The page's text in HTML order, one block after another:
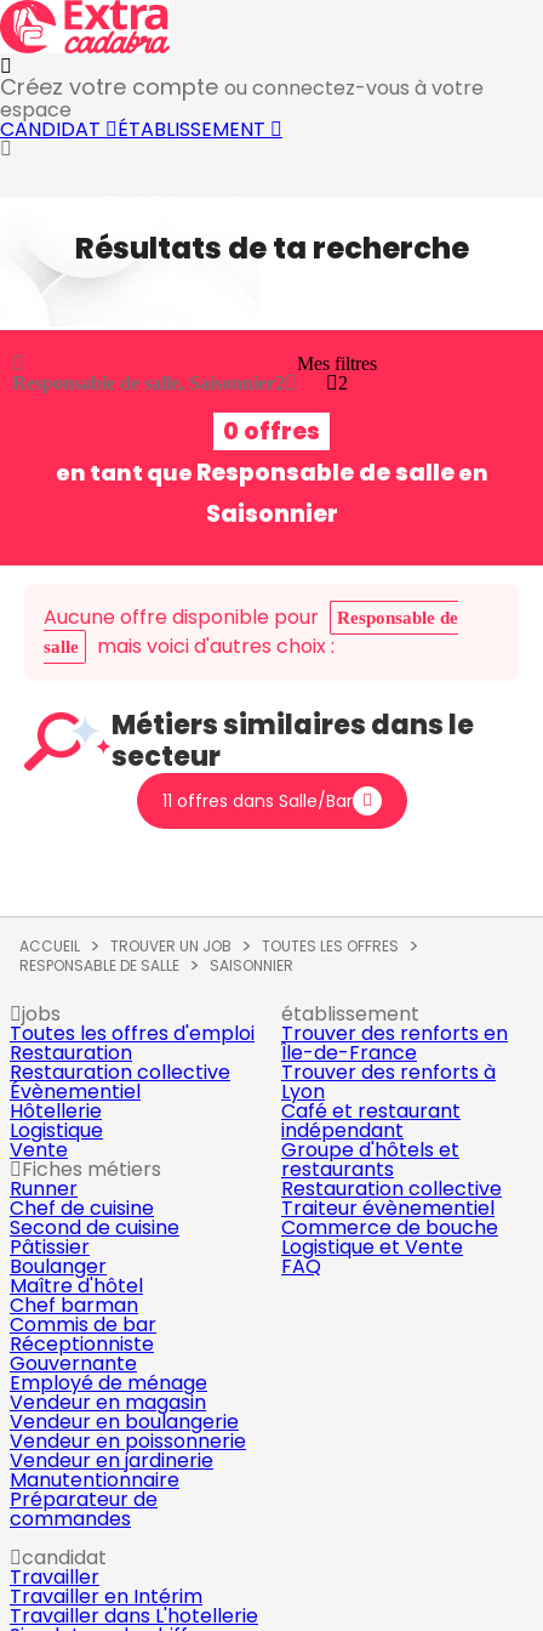
Créez votre compte ou connectez-vous à votre
espace
CANDIDAT ÉTABLISSEMENT
Résultats de ta recherche
Responsable de salle, Saisonnier2
Mes filtres
2
0 offres
en tant que Responsable de salleen
Saisonnier
Aucune offre disponible pour
Responsable de
salle
mais voici d'autres choix :
Métiers similaires dans le
secteur
11 offres dans Salle/Bar
ACCUEIL TROUVER UN JOB
TOUTES LES OFFRES
RESPONSABLE DE SALLE
SAISONNIER
jobs
Toutes les offres d'emploi
Restauration
Restauration collective
Évènementiel
Hôtellerie
Logistique
Vente
Fiches métiers
Runner
Chef de cuisine
Second de cuisine
Pâtissier
Boulanger
Maître d'hôtel
Chef barman
Commis de bar
Réceptionniste
Gouvernante
Employé de ménage
Vendeur en magasin
Vendeur en boulangerie
Vendeur en poissonnerie
Vendeur en jardinerie
Manutentionnaire
Préparateur de
commandes
établissement
Trouver des renforts en
Île-de-France
Trouver des renforts à
Lyon
Café et restaurant
indépendant
Groupe d'hôtels et
restaurants
Restauration collective
Traiteur évènementiel
Commerce de bouche
Logistique et Vente
FAQ
candidat
Travailler
Travailler en Intérim
Travailler dans L'hotellerie